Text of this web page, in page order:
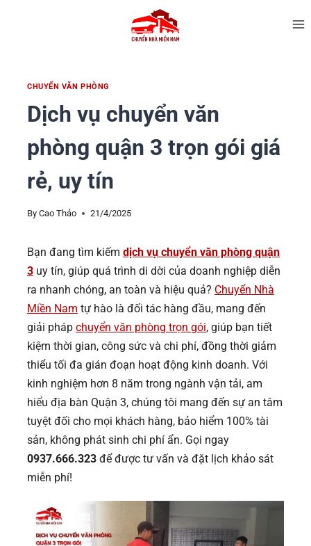
CHUYỂN VĂN PHÒNG
Dịch vụ chuyển văn
phòng quận 3 trọn gói giá
rẻ, uy tín
By Cao Thảo 21/4/2025
Bạn đang tìm kiếm dịch vụ chuyển văn phòng quận
3 uy tín, giúp quá trình di dời của doanh nghiệp diễn
ra nhanh chóng, an toàn và hiệu quả? Chuyển Nhà
Miền Nam tự hào là đối tác hàng đầu, mang đến
giải pháp chuyển văn phòng trọn gói, giúp bạn tiết
kiệm thời gian, công sức và chi phí, đồng thời giảm
thiểu tối đa gián đoạn hoạt động kinh doanh. Với
kinh nghiệm hơn 8 năm trong ngành vận tải, am
hiểu địa bàn Quận 3, chúng tôi mang đến sự an tâm
tuyệt đối cho mọi khách hàng, bảo hiểm 100% tài
sản, không phát sinh chi phí ẩn. Gọi ngay
0937.666.323 để được tư vấn và đặt lịch khảo sát
miễn phí!